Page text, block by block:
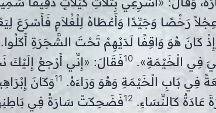
رَخْصًا وَجَيِّدًا وَأَعْطَاهُ لِلْغُلاَمِ فَأَسْرَعَ
كَانَ هُوَ وَاقِفًا لَدَيْهِمْ تَحْتَ الشَّجَرَةِ أَكَلُوا.
فِي الْخَيْمَةِ».10فَقَالَ: «إِنِّي أَرْجعُ إِلَيْكَ
فِي بَابِ الْخَيْمَةِ وَهُوَ وَرَاءَهُ. 11وَكَانَ
عَادَةٌ كَالنِّسَاءِ.12فَضَحِكَتْ سَارَةُ فِي